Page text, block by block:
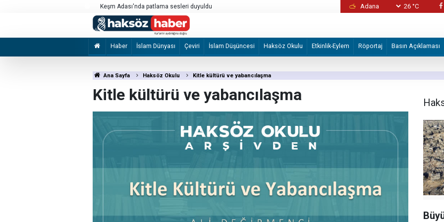
Keşm Adası'nda patlama sesleri duyuldu
İzmir Büyükşehir Belediyesine yönelik
26 °C
Haber İslam Dünyası Çeviri İslam Düşüncesi Haksöz Okulu Etkinlik-Eylem Röportaj Basın Açıklaması
Ana Sayfa Haksöz Okulu Kitle kültürü ve yabancılaşma
Kitle kültürü ve yabancılaşma